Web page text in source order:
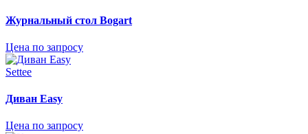
Журнальный стол Bogart
Цена по запросу
Settee
Диван Easy
Цена по запросу